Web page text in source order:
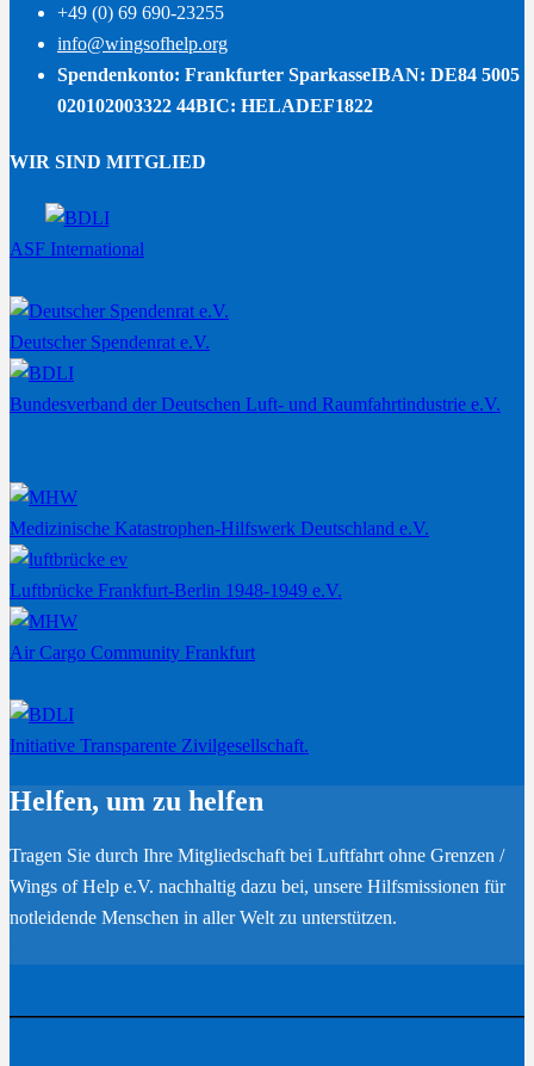
+49 (0) 69 690-23255
info@wingsofhelp.org
Spendenkonto: Frankfurter SparkasseIBAN: DE84 5005
020102003322 44BIC: HELADEF1822
WIR SIND MITGLIED
ASF International
Deutscher Spendenrat e.V.
Bundesverband der Deutschen Luft- und Raumfahrtindustrie e.V.
Medizinische Katastrophen-Hilfswerk Deutschland e.V.
Luftbrücke Frankfurt-Berlin 1948-1949 e.V.
Air Cargo Community Frankfurt
Initiative Transparente Zivilgesellschaft.
Helfen, um zu helfen
Tragen Sie durch Ihre Mitgliedschaft bei Luftfahrt ohne Grenzen /
Wings of Help e.V. nachhaltig dazu bei, unsere Hilfsmissionen für
notleidende Menschen in aller Welt zu unterstützen.